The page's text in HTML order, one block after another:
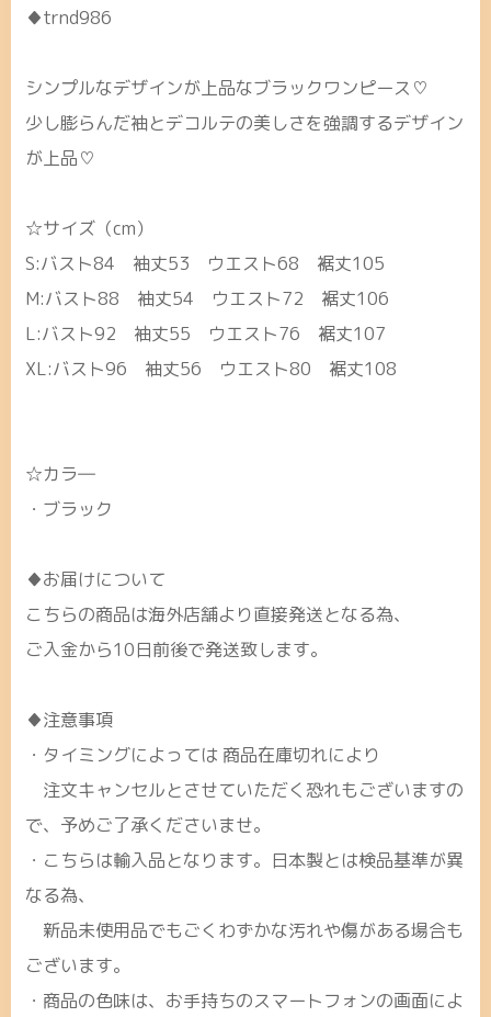
♦trnd986
シンプルなデザインが上品なブラックワンピース♡
少し膨らんだ袖とデコルテの美しさを強調するデザイン
が上品♡
☆サイズ（cm）
S:バスト84 袖丈53 ウエスト68 裾丈105
M:バスト88 袖丈54 ウエスト72 裾丈106
L:バスト92 袖丈55 ウエスト76 裾丈107
XL:バスト96 袖丈56 ウエスト80 裾丈108
☆カラ―
・ブラック
♦お届けについて
こちらの商品は海外店舗より直接発送となる為、
ご入金から10日前後で発送致します。
♦注意事項
・タイミングによっては 商品在庫切れにより
注文キャンセルとさせていただく恐れもございますの
で、予めご了承くださいませ。
・こちらは輸入品となります。日本製とは検品基準が異
なる為、
新品未使用品でもごくわずかな汚れや傷がある場合も
ございます。
・商品の色味は、お手持ちのスマートフォンの画面によ